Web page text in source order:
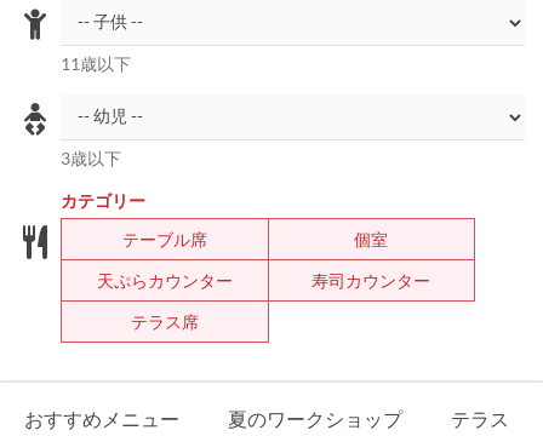
11歳以下
3歳以下
カテゴリー
テーブル席
個室
天ぷらカウンター
寿司カウンター
テラス席
おすすめメニュー 夏のワークショップ テラス